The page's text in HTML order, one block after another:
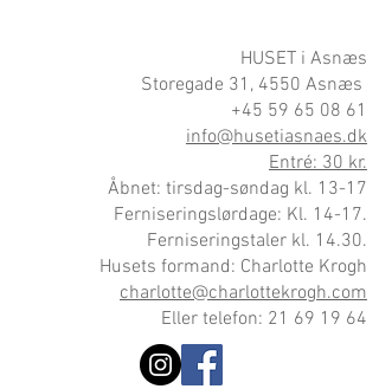
HUSET i Asnæs
Storegade 31, 4550 Asnæs
+45 59 65 08 61
info@husetiasnaes.dk
Entré: 30 kr.
Åbnet: tirsdag-søndag kl. 13-17
Ferniseringslørdage: Kl. 14-17.
Ferniseringstaler kl. 14.30.
Husets formand: Charlotte Krogh
charlotte@charlottekrogh.com
Eller telefon: 21 69 19 64